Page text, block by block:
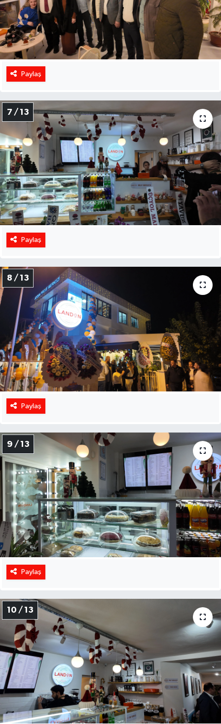
Paylaş
7 / 13
Paylaş
8 / 13
Paylaş
9 / 13
Paylaş
10 / 13